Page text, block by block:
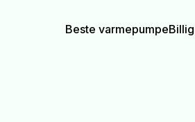
Beste varmepumpe